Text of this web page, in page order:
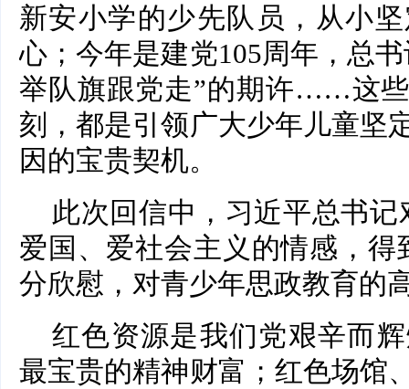
新安小学的少先队员，从小
心；今年是建党105周年，总
举队旗跟党走”的期许……这
刻，都是引领广大少年儿童坚
因的宝贵契机。
此次回信中，习近平总书
爱国、爱社会主义的情感，得
分欣慰，对青少年思政教育的
红色资源是我们党艰辛而
最宝贵的精神财富；红色场馆